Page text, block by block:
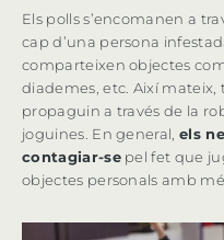
Els polls s’encomanen a
cap d’una persona
comparteixen objectes
diademes, etc. Així mateix,
propaguin a través de la
joguines. En general,els
contagiar-sepel fet que
objectes personals amb